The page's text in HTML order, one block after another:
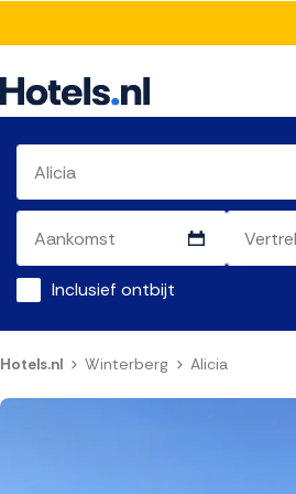
Inclusief ontbijt
Hotels.nl Winterberg Alicia